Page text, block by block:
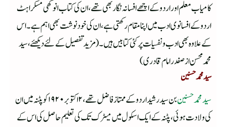
کامیاب معلم اور اردو کے اچھے افسانہ نگار بھی تھے ،ان کی کتاب انوکھی مسکراہٹ
اردو کے افسانوی ادب میں اپنا مقام رکھتی ہے ،ان کی خود نوشت بھی اہم ہے۔اس
کے علاوہ بھی ادب ونفسیات پرکئی کتابیں ہیں۔(مزید تفصیل کے لئے دیکھئے ،سید
محمد محسن ازصفدر امام قادری )
سید محمد حسنین
سید محمد حسنین
بن سید رشید اردو کے ممتاز فاضل تھے ،۲اکتوبر ۱۹۲۰ کو پٹنہ میں ان
کی ولادت ہوئی ،پٹنہ کے ایک اسکول میں میٹرک تک کی تعلیم حاصل کی اس کے